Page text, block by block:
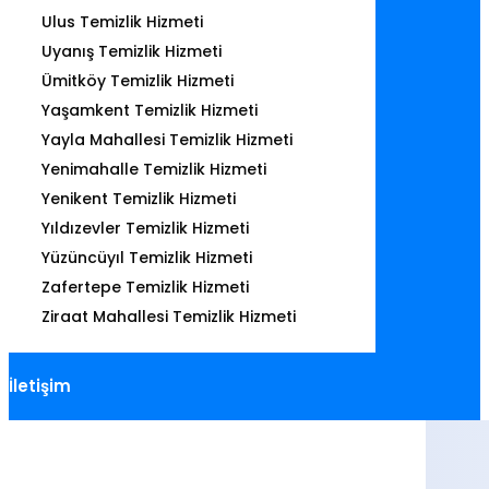
Ulus Temizlik Hizmeti
Uyanış Temizlik Hizmeti
Ümitköy Temizlik Hizmeti
Yaşamkent Temizlik Hizmeti
Yayla Mahallesi Temizlik Hizmeti
Yenimahalle Temizlik Hizmeti
Yenikent Temizlik Hizmeti
Yıldızevler Temizlik Hizmeti
Yüzüncüyıl Temizlik Hizmeti
Zafertepe Temizlik Hizmeti
Ziraat Mahallesi Temizlik Hizmeti
İletişim